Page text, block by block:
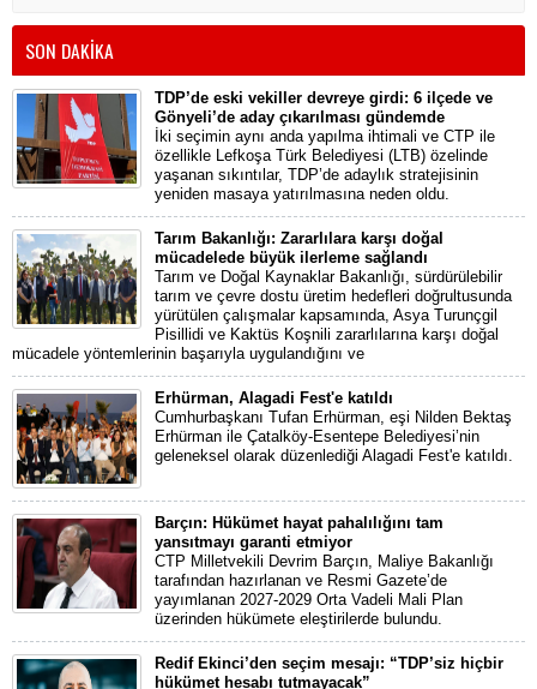
SON DAKİKA
TDP’de eski vekiller devreye girdi: 6 ilçede ve
Gönyeli’de aday çıkarılması gündemde
İki seçimin aynı anda yapılma ihtimali ve CTP ile
özellikle Lefkoşa Türk Belediyesi (LTB) özelinde
yaşanan sıkıntılar, TDP’de adaylık stratejisinin
yeniden masaya yatırılmasına neden oldu.
Tarım Bakanlığı: Zararlılara karşı doğal
mücadelede büyük ilerleme sağlandı
Tarım ve Doğal Kaynaklar Bakanlığı, sürdürülebilir
tarım ve çevre dostu üretim hedefleri doğrultusunda
yürütülen çalışmalar kapsamında, Asya Turunçgil
Pisillidi ve Kaktüs Koşnili zararlılarına karşı doğal
mücadele yöntemlerinin başarıyla uygulandığını ve
Erhürman, Alagadi Fest'e katıldı
Cumhurbaşkanı Tufan Erhürman, eşi Nilden Bektaş
Erhürman ile Çatalköy-Esentepe Belediyesi’nin
geleneksel olarak düzenlediği Alagadi Fest'e katıldı.
Barçın: Hükümet hayat pahalılığını tam
yansıtmayı garanti etmiyor
CTP Milletvekili Devrim Barçın, Maliye Bakanlığı
tarafından hazırlanan ve Resmi Gazete’de
yayımlanan 2027-2029 Orta Vadeli Mali Plan
üzerinden hükümete eleştirilerde bulundu.
Redif Ekinci’den seçim mesajı: “TDP’siz hiçbir
hükümet hesabı tutmayacak”